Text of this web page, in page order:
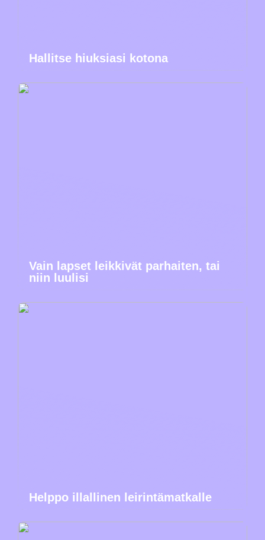
Hallitse hiuksiasi kotona
Vain lapset leikkivät parhaiten, tai
niin luulisi
Helppo illallinen leirintämatkalle